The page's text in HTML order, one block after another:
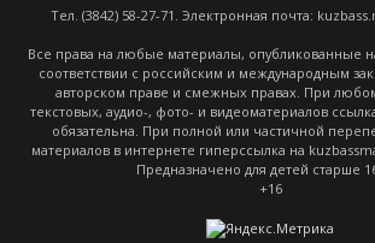
Тел. (3842) 58-27-71. Электронная почта:
Все права на любые материалы, опубликованные
соответствии с российским и международным
авторском праве и смежных правах. При
текстовых, аудио-, фото- и видеоматериалов
обязательна. При полной или частичной
материалов в интернете гиперссылка на
Предназначено для детей старше
+16